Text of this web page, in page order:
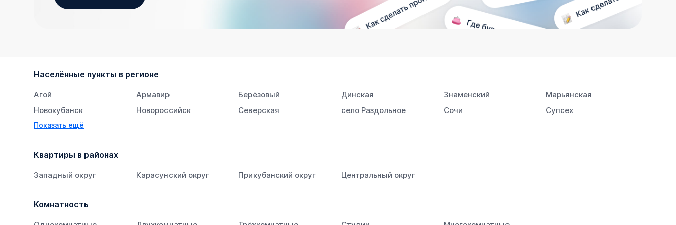
Населённые пункты в регионе
Агой Армавир Берёзовый Динская Знаменский
Марьянская
Новокубанск
Новороссийск Северская село Раздольное Сочи
Супсех
Тихорецк
Показать ещё
Квартиры в районах
Западный округ Карасунский округ Прикубанский округ Центральный округ
Комнатность